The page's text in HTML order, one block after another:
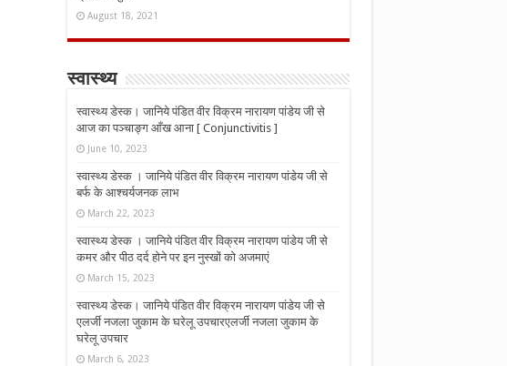
August 18, 2021
स्वास्थ्य
स्वास्थ्य डेस्क। जानिये पंडित वीर विक्रम नारायण पांडेय जी से
आज का पञ्चाङ्ग आँख आना [ Conjunctivitis ]
June 10, 2023
स्वास्थ्य डेस्क । जानिये पंडित वीर विक्रम नारायण पांडेय जी से
बर्फ के आश्चर्यजनक लाभ
March 22, 2023
स्वास्थ्य डेस्क । जानिये पंडित वीर विक्रम नारायण पांडेय जी से
कमर और पीठ दर्द होने पर इन नुस्‍खों को अजमाएं
March 15, 2023
स्वास्थ्य डेस्क। जानिये पंडित वीर विक्रम नारायण पांडेय जी से
एलर्जी नजला जुकाम के घरेलू उपचारएलर्जी नजला जुकाम के
घरेलू उपचार
March 6, 2023